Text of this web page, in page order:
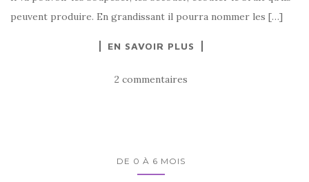
peuvent produire. En grandissant il pourra nommer les […]
EN SAVOIR PLUS
2 commentaires
DE 0 À 6 MOIS